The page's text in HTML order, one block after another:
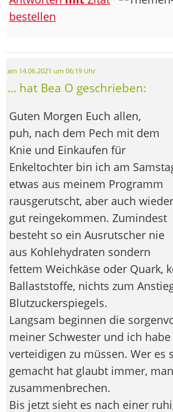
bestellen
am 14.06.2021 um 06:19 Uhr
... hat Bea O geschrieben:
Guten Morgen Euch allen,
puh, nach dem Pech mit dem
Knie und Einkaufen für
Enkeltochter bin ich am
etwas aus meinem Programm
rausgerutscht, aber auch wieder
gut reingekommen. Zumindest
besteht so ein Ausrutscher nie
aus Kohlehydraten sondern
fettem Weichkäse oder Quark,
Ballaststoffe, nichts zum
Blutzuckerspiegels.
Langsam beginnen die
meiner Schwester und ich
verteidigen zu müssen. Wer es
gemacht hat glaubt immer,
zusammenbrechen.
Bis jetzt sieht es nach einer